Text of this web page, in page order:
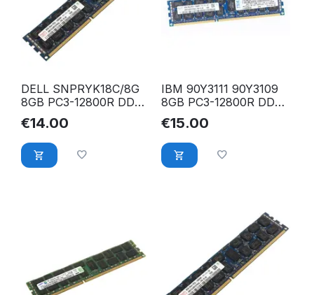
DELL SNPRYK18C/8G
8GB PC3-12800R DDR3
1600 Mhz ECC Reg.
RAM
€14.00
IBM 90Y3111 90Y3109
8GB PC3-12800R DDR3
1600 Mhz ECC Reg.
RAM
€15.00